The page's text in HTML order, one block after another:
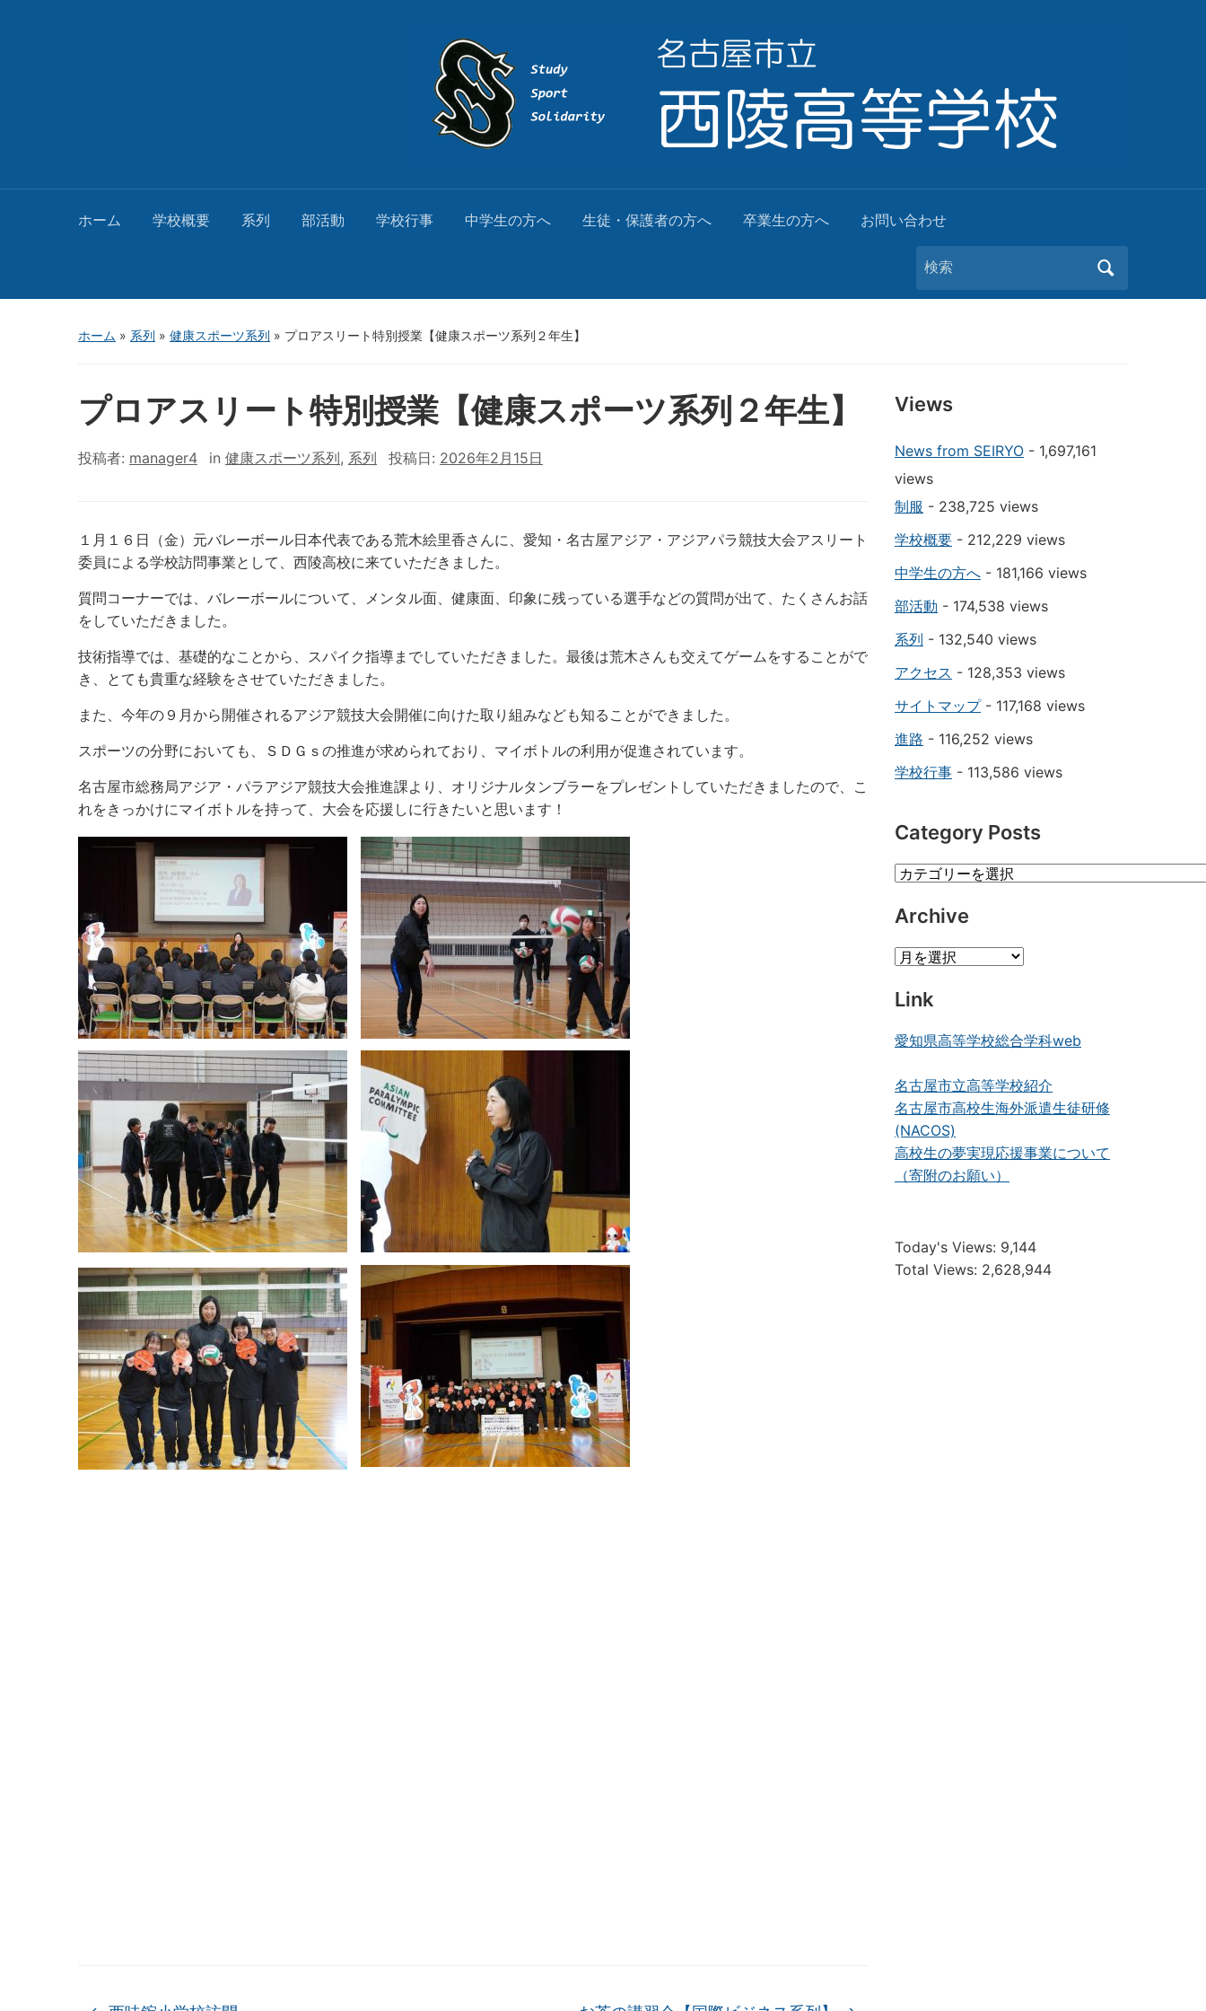
ホーム 学校概要 系列 部活動 学校行事 中学生の方へ 生徒・保護者の方へ 卒業生の方へ お問い合わせ
Search
for:
ホーム » 系列 » 健康スポーツ系列 » プロアスリート特別授業【健康スポーツ系列２年生】
プロアスリート特別授業【健康スポーツ系列２年生】
投稿者: manager4 in 健康スポーツ系列, 系列 投稿日: 2026年2月15日
１月１６日（金）元バレーボール日本代表である荒木絵里香さんに、愛知・名古屋アジア・アジアパラ競技大会アスリート
委員による学校訪問事業として、西陵高校に来ていただきました。
質問コーナーでは、バレーボールについて、メンタル面、健康面、印象に残っている選手などの質問が出て、たくさんお話
をしていただきました。
技術指導では、基礎的なことから、スパイク指導までしていただきました。最後は荒木さんも交えてゲームをすることがで
き、とても貴重な経験をさせていただきました。
また、今年の９月から開催されるアジア競技大会開催に向けた取り組みなども知ることができました。
スポーツの分野においても、ＳＤＧｓの推進が求められており、マイボトルの利用が促進されています。
名古屋市総務局アジア・パラアジア競技大会推進課より、オリジナルタンブラーをプレゼントしていただきましたので、こ
れをきっかけにマイボトルを持って、大会を応援しに行きたいと思います！
Views
News from SEIRYO - 1,697,161
views
制服 - 238,725 views
学校概要 - 212,229 views
中学生の方へ - 181,166 views
部活動 - 174,538 views
系列 - 132,540 views
アクセス - 128,353 views
サイトマップ- 117,168 views
進路 - 116,252 views
学校行事 - 113,586 views
Category Posts
Category
Archive
Archive
Link
愛知県高等学校総合学科web
名古屋市立高等学校紹介
名古屋市高校生海外派遣生徒研修
(NACOS)
高校生の夢実現応援事業について
（寄附のお願い）
Today's Views: 9,144
Total Views: 2,628,944